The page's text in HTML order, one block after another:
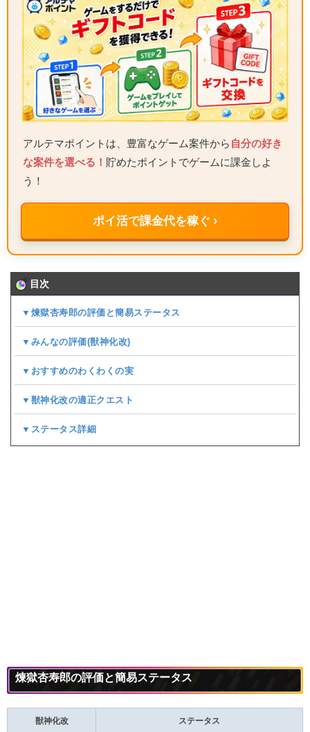
アルテマポイントは、豊富なゲーム案件から 自分の好き
な案件を選べる！ 貯めたポイントでゲームに課金しよ
う！
ポイ活で課金代を稼ぐ ›
目次
▼煉獄杏寿郎の評価と簡易ステータス
▼みんなの評価(獣神化改)
▼おすすめのわくわくの実
▼獣神化改の適正クエスト
▼ステータス詳細
煉獄杏寿郎の評価と簡易ステータス
獣神化改 ステータス